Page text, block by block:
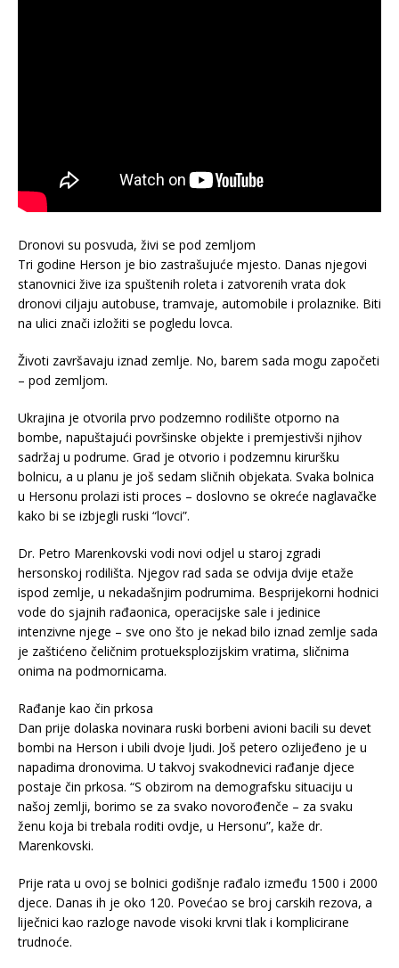
Dronovi su posvuda, živi se pod zemljom
Tri godine Herson je bio zastrašujuće mjesto. Danas njegovi
stanovnici žive iza spuštenih roleta i zatvorenih vrata dok
dronovi ciljaju autobuse, tramvaje, automobile i prolaznike. Biti
na ulici znači izložiti se pogledu lovca.
Životi završavaju iznad zemlje. No, barem sada mogu započeti
– pod zemljom.
Ukrajina je otvorila prvo podzemno rodilište otporno na
bombe, napuštajući površinske objekte i premjestivši njihov
sadržaj u podrume. Grad je otvorio i podzemnu kiruršku
bolnicu, a u planu je još sedam sličnih objekata. Svaka bolnica
u Hersonu prolazi isti proces – doslovno se okreće naglavačke
kako bi se izbjegli ruski “lovci”.
Dr. Petro Marenkovski vodi novi odjel u staroj zgradi
hersonskoj rodilišta. Njegov rad sada se odvija dvije etaže
ispod zemlje, u nekadašnjim podrumima. Besprijekorni hodnici
vode do sjajnih rađaonica, operacijske sale i jedinice
intenzivne njege – sve ono što je nekad bilo iznad zemlje sada
je zaštićeno čeličnim protueksplozijskim vratima, sličnima
onima na podmornicama.
Rađanje kao čin prkosa
Dan prije dolaska novinara ruski borbeni avioni bacili su devet
bombi na Herson i ubili dvoje ljudi. Još petero ozlijeđeno je u
napadima dronovima. U takvoj svakodnevici rađanje djece
postaje čin prkosa. “S obzirom na demografsku situaciju u
našoj zemlji, borimo se za svako novorođenče – za svaku
ženu koja bi trebala roditi ovdje, u Hersonu”, kaže dr.
Marenkovski.
Prije rata u ovoj se bolnici godišnje rađalo između 1500 i 2000
djece. Danas ih je oko 120. Povećao se broj carskih rezova, a
liječnici kao razloge navode visoki krvni tlak i komplicirane
trudnoće.